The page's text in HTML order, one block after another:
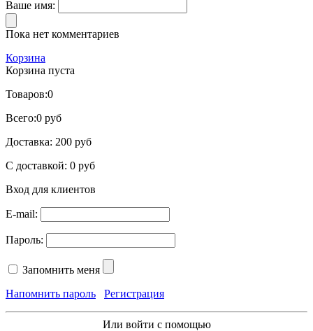
Ваше имя:
Пока нет комментариев
Корзина
Корзина пуста
Товаров:0
Всего:0 руб
Доставка: 200 руб
С доставкой: 0 руб
Вход для клиентов
E-mail:
Пароль:
Запомнить меня
Напомнить пароль
Регистрация
Или войти с помощью